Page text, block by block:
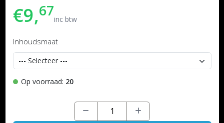
€9,67inc btw
Inhoudsmaat
Op voorraad: 20